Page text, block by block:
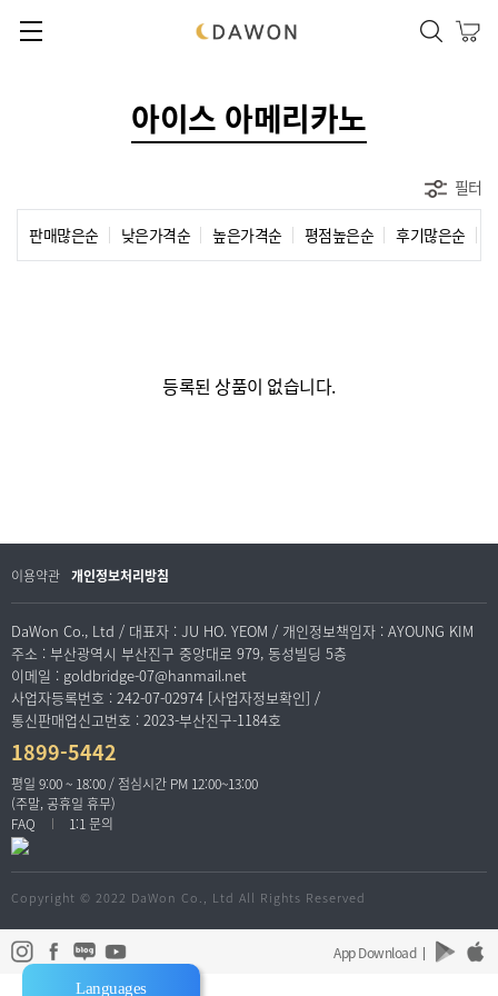
Languages
아이스 아메리카노
필터
판매많은순 낮은가격순 높은가격순 평점높은순 후기많은순
등록된 상품이 없습니다.
이용약관 개인정보처리방침
DaWon Co., Ltd / 대표자 : JU HO. YEOM / 개인정보책임자 : AYOUNG KIM
주소 : 부산광역시 부산진구 중앙대로 979, 동성빌딩 5층
이메일 : goldbridge-07@hanmail.net
사업자등록번호 : 242-07-02974 [사업자정보확인] /
통신판매업신고번호 : 2023-부산진구-1184호
1899-5442
평일 9:00 ~ 18:00 / 점심시간 PM 12:00~13:00
(주말, 공휴일 휴무)
FAQ
1:1 문의
Copyright © 2022 DaWon Co., Ltd All Rights Reserved
App Download